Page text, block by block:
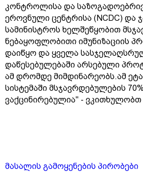
კონტროლისა და
ეროვნული ცენტრისა (NCDC) და
სამინისტროს ხელშეწყობით
ნებაყოფლობითი იმუნიზაციის
დაიწყო და ყველა
დაწესებულებაში არსებული
ამ დრომდე მიმდინარეობს.ამ
სისტემაში მსჯავრდებულების
ვაქცინირებულია" - ვკითხულობთ
მასალის გამოყენების პირობები